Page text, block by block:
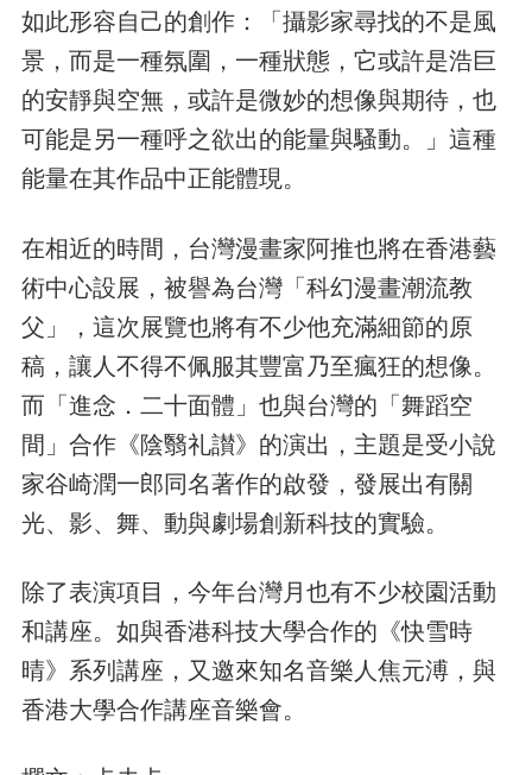
如此形容自己的創作：「攝影家尋找的不是風
景，而是一種氛圍，一種狀態，它或許是浩巨
的安靜與空無，或許是微妙的想像與期待，也
可能是另一種呼之欲出的能量與騷動。」這種
能量在其作品中正能體現。
在相近的時間，台灣漫畫家阿推也將在香港藝
術中心設展，被譽為台灣「科幻漫畫潮流教
父」，這次展覽也將有不少他充滿細節的原
稿，讓人不得不佩服其豐富乃至瘋狂的想像。
而「進念．二十面體」也與台灣的「舞蹈空
間」合作《陰翳礼讃》的演出，主題是受小說
家谷崎潤一郎同名著作的啟發，發展出有關
光、影、舞、動與劇場創新科技的實驗。
除了表演項目，今年台灣月也有不少校園活動
和講座。如與香港科技大學合作的《快雪時
晴》系列講座，又邀來知名音樂人焦元溥，與
香港大學合作講座音樂會。